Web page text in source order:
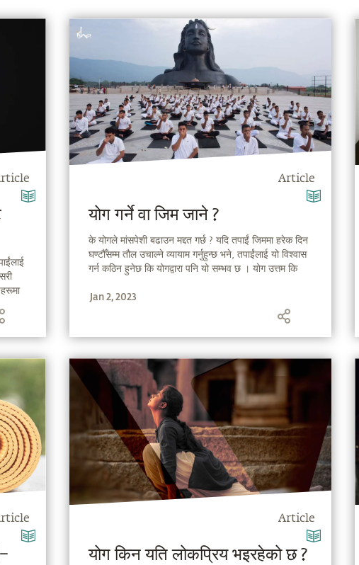
Article
योग गर्ने वा जिम जाने ?
के योगले मांसपेशी बढाउन मद्दत गर्छ ? यदि तपाईं जिममा हरेक दिन
घण्टौँसम्म तौल उचाल्ने व्यायाम गर्नुहुन्छ भने, तपाईंलाई यो विश्वास
गर्न कठिन हुनेछ कि योगद्वारा पनि यो सम्भव छ । योग उत्तम कि
दृष्टिकोण प्रस्तुत गर्दै हुनुहुन्छ ।
Jan 2, 2023
Article
योग किन यति लोकप्रिय भइरहेको छ ?